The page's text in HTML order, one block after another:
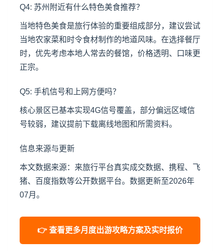
Q4: 苏州附近有什么特色美食推荐？
当地特色美食是旅行体验的重要组成部分，建议尝试
当地农家菜和时令食材制作的地道风味。在选择餐厅
时，优先考虑本地人常去的餐馆，价格透明、口味更
正宗。
Q5: 手机信号和上网方便吗？
核心景区已基本实现4G信号覆盖，部分偏远区域信
号较弱，建议提前下载离线地图和所需资料。
信息来源与更新
本文数据来源：来旅行平台真实成交数据、携程、飞
猪、百度指数等公开数据平台。数据更新至2026年
07月。
👉 查看更多月度出游攻略方案及实时报价